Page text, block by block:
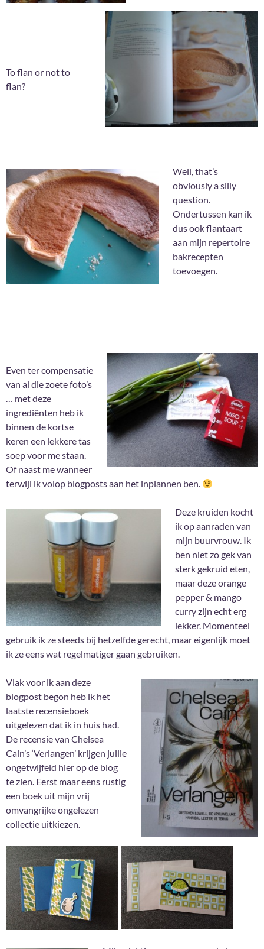
To flan or not to
flan?
Well, that’s
obviously a silly
question.
Ondertussen kan ik
dus ook flantaart
aan mijn repertoire
bakrecepten
toevoegen.
Even ter compensatie
van al die zoete foto’s
… met deze
ingrediënten heb ik
binnen de kortse
keren een lekkere tas
soep voor me staan.
Of naast me wanneer
terwijl ik volop blogposts aan het inplannen ben.
Deze kruiden kocht
ik op aanraden van
mijn buurvrouw. Ik
ben niet zo gek van
sterk gekruid eten,
maar deze orange
pepper & mango
curry zijn echt erg
lekker. Momenteel
gebruik ik ze steeds bij hetzelfde gerecht, maar eigenlijk moet
ik ze eens wat regelmatiger gaan gebruiken.
Vlak voor ik aan deze
blogpost begon heb ik het
laatste recensieboek
uitgelezen dat ik in huis had.
De recensie van Chelsea
Cain’s ‘Verlangen’ krijgen jullie
ongetwijfeld hier op de blog
te zien. Eerst maar eens rustig
een boek uit mijn vrij
omvangrijke ongelezen
collectie uitkiezen.